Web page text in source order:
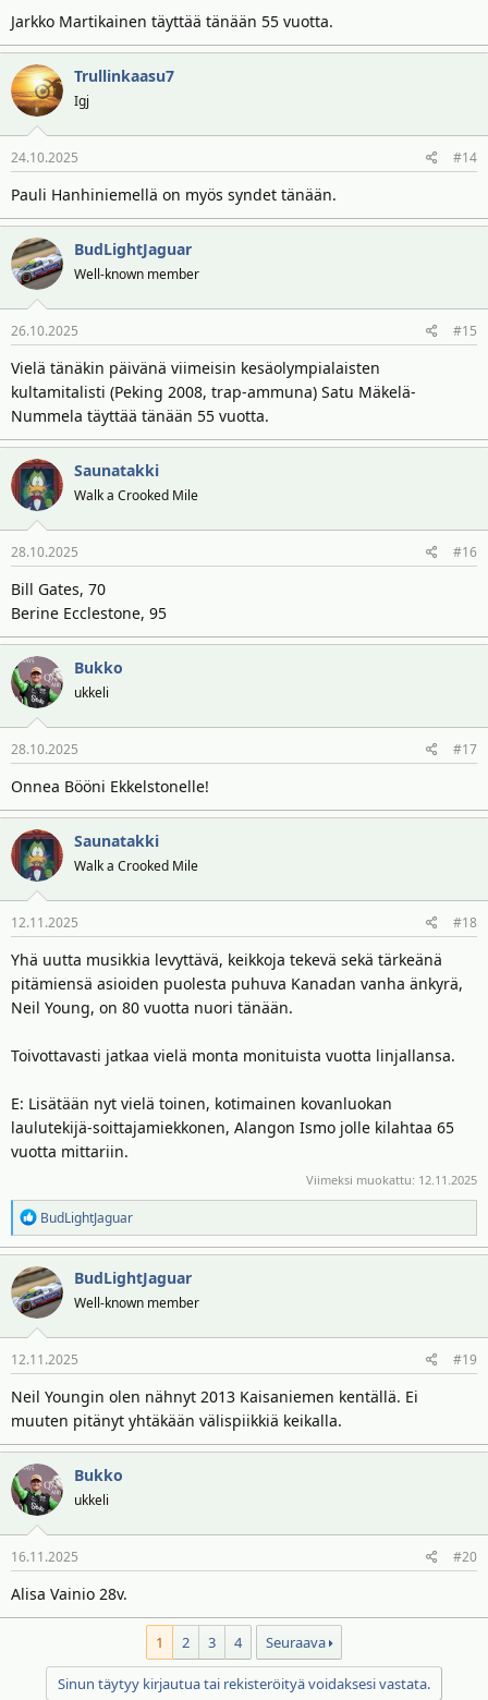
Jarkko Martikainen täyttää tänään 55 vuotta.
Trullinkaasu7
Igj
24.10.2025 #14
Pauli Hanhiniemellä on myös syndet tänään.
BudLightJaguar
Well-known member
26.10.2025 #15
Vielä tänäkin päivänä viimeisin kesäolympialaisten
kultamitalisti (Peking 2008, trap-ammuna) Satu Mäkelä-
Nummela täyttää tänään 55 vuotta.
Saunatakki
Walk a Crooked Mile
28.10.2025 #16
Bill Gates, 70
Berine Ecclestone, 95
Bukko
ukkeli
28.10.2025 #17
Onnea Bööni Ekkelstonelle!
Saunatakki
Walk a Crooked Mile
12.11.2025 #18
Yhä uutta musikkia levyttävä, keikkoja tekevä sekä tärkeänä
pitämiensä asioiden puolesta puhuva Kanadan vanha änkyrä,
Neil Young, on 80 vuotta nuori tänään.
Toivottavasti jatkaa vielä monta monituista vuotta linjallansa.
E: Lisätään nyt vielä toinen, kotimainen kovanluokan
laulutekijä-soittajamiekkonen, Alangon Ismo jolle kilahtaa 65
vuotta mittariin.
Viimeksi muokattu: 12.11.2025
R
e
a
k
t
i
o
t
BudLightJaguar
BudLightJaguar
Well-known member
12.11.2025 #19
Neil Youngin olen nähnyt 2013 Kaisaniemen kentällä. Ei
muuten pitänyt yhtäkään välispiikkiä keikalla.
Bukko
ukkeli
16.11.2025 #20
Alisa Vainio 28v.
1 2 3 4 Seuraava
Sinun täytyy kirjautua tai rekisteröityä voidaksesi vastata.